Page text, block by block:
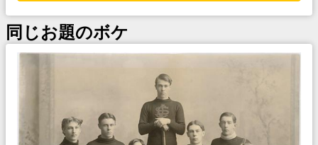
同じお題のボケ